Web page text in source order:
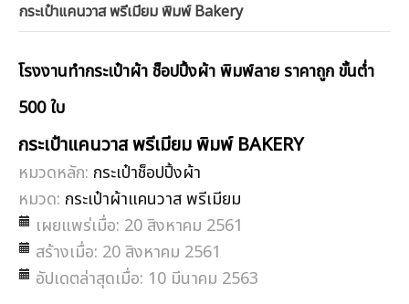
กระเป๋าแคนวาส พรีเมียม พิมพ์ Bakery
โรงงานทำกระเป๋าผ้า ช็อปปิ้งผ้า พิมพ์ลาย ราคาถูก ขั้นต่ำ
500 ใบ
กระเป๋าแคนวาส พรีเมียม พิมพ์ BAKERY
หมวดหลัก: กระเป๋าช็อปปิ้งผ้า
หมวด: กระเป๋าผ้าแคนวาส พรีเมียม
เผยแพร่เมื่อ: 20 สิงหาคม 2561
สร้างเมื่อ: 20 สิงหาคม 2561
อัปเดตล่าสุดเมื่อ: 10 มีนาคม 2563